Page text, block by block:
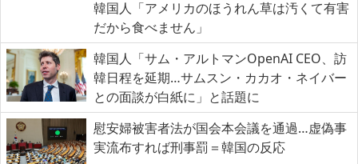
韓国人「アメリカのほうれん草は汚くて有害
だから食べません」
韓国人「サム・アルトマンOpenAI CEO、訪
韓日程を延期…サムスン・カカオ・ネイバー
との面談が白紙に」と話題に
慰安婦被害者法が国会本会議を通過…虚偽事
実流布すれば刑事罰＝韓国の反応